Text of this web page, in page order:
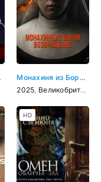
Монахиня из Борли. Возвращение
2025 Великобритания
HD